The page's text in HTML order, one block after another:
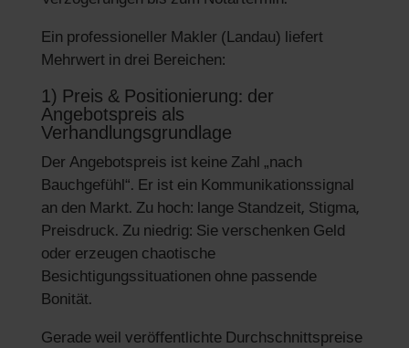
Ein professioneller Makler (Landau) liefert
Mehrwert in drei Bereichen:
1) Preis & Positionierung: der
Angebotspreis als
Verhandlungsgrundlage
Der Angebotspreis ist keine Zahl „nach
Bauchgefühl“. Er ist ein Kommunikationssignal
an den Markt. Zu hoch: lange Standzeit, Stigma,
Preisdruck. Zu niedrig: Sie verschenken Geld
oder erzeugen chaotische
Besichtigungssituationen ohne passende
Bonität.
Gerade weil veröffentlichte Durchschnittspreise